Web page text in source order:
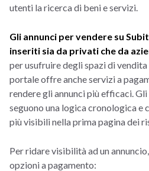
utenti la ricerca di beni e servizi.
Gli annunci per vendere su
inseriti sia da privati che da
per usufruire degli spazi di
portale offre anche servizi a
rendere gli annunci più efficaci.
seguono una logica cronologica e
più visibili nella prima pagina dei
Per ridare visibilità ad un
opzioni a pagamento: